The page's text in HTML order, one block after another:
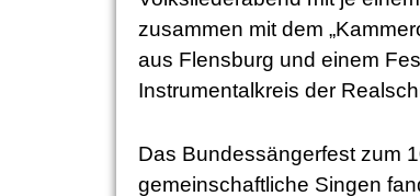
zusammen mit dem
aus Flensburg und einem
Instrumentalkreis der
Das Bundessängerfest zum
gemeinschaftliche Singen